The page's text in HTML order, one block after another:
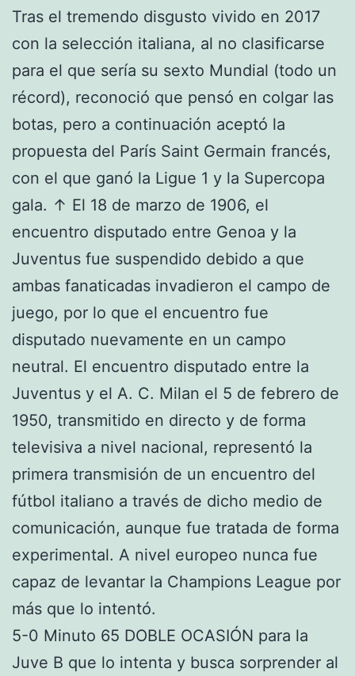
Tras el tremendo disgusto vivido en 2017
con la selección italiana, al no clasificarse
para el que sería su sexto Mundial (todo un
récord), reconoció que pensó en colgar las
botas, pero a continuación aceptó la
propuesta del París Saint Germain francés,
con el que ganó la Ligue 1 y la Supercopa
gala. ↑ El 18 de marzo de 1906, el
encuentro disputado entre Genoa y la
Juventus fue suspendido debido a que
ambas fanaticadas invadieron el campo de
juego, por lo que el encuentro fue
disputado nuevamente en un campo
neutral. El encuentro disputado entre la
Juventus y el A. C. Milan el 5 de febrero de
1950, transmitido en directo y de forma
televisiva a nivel nacional, representó la
primera transmisión de un encuentro del
fútbol italiano a través de dicho medio de
comunicación, aunque fue tratada de forma
experimental. A nivel europeo nunca fue
capaz de levantar la Champions League por
más que lo intentó.
5-0 Minuto 65 DOBLE OCASIÓN para la
Juve B que lo intenta y busca sorprender al